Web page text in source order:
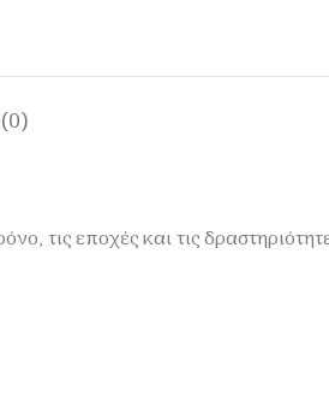
τις εποχές και τις